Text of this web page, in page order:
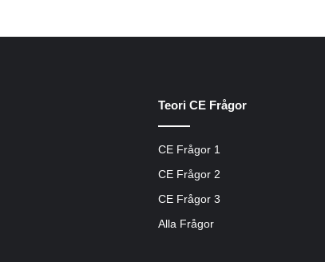
Teori CE Frågor
CE Frågor 1
CE Frågor 2
CE Frågor 3
Alla Frågor